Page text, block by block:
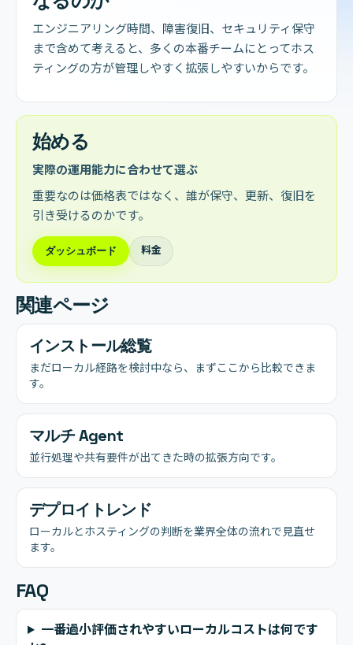
エンジニアリング時間、障害復旧、セキュリティ保守
まで含めて考えると、多くの本番チームにとってホス
ティングの方が管理しやすく拡張しやすいからです。
始める
実際の運用能力に合わせて選ぶ
重要なのは価格表ではなく、誰が保守、更新、復旧を
引き受けるのかです。
ダッシュボード 料金
関連ページ
インストール総覧
まだローカル経路を検討中なら、まずここから比較できま
す。
マルチ Agent
並行処理や共有要件が出てきた時の拡張方向です。
デプロイトレンド
ローカルとホスティングの判断を業界全体の流れで見直せ
ます。
FAQ
一番過小評価されやすいローカルコストは何です